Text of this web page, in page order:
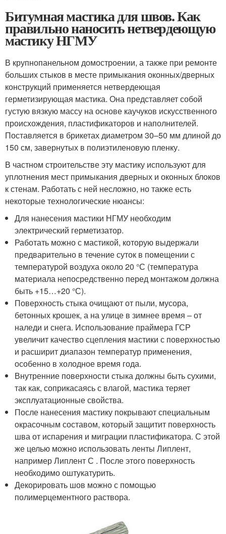
Битумная мастика для швов. Как
правильно наносить нетвердеющую
мастику НГМУ
В крупнопанельном домостроении, а также при ремонте
больших стыков в месте примыкания оконных/дверных
конструкций применяется нетвердеющая
герметизирующая мастика. Она представляет собой
густую вязкую массу на основе каучуков искусственного
происхождения, пластификаторов и наполнителей.
Поставляется в брикетах диаметром 30–50 мм длиной до
150 см, завернутых в полиэтиленовую пленку.
В частном строительстве эту мастику используют для
уплотнения мест примыкания дверных и оконных блоков
к стенам. Работать с ней несложно, но также есть
некоторые технологические нюансы:
Для нанесения мастики НГМУ необходим
электрический герметизатор.
Работать можно с мастикой, которую выдержали
предварительно в течение суток в помещении с
температурой воздуха около 20 °С (температура
материала непосредственно перед монтажом должна
быть +15…+20 °С).
Поверхность стыка очищают от пыли, мусора,
бетонных крошек, а на улице в зимнее время – от
наледи и снега. Использование праймера ГСР
увеличит качество сцепления мастики с поверхностью
и расширит диапазон температур применения,
особенно в холодное время года.
Внутренние поверхности стыка должны быть сухими,
так как, соприкасаясь с влагой, мастика теряет
эксплуатационные свойства.
После нанесения мастику покрывают специальным
окрасочным составом, который защитит поверхность
шва от испарения и миграции пластификатора. С этой
же целью можно использовать ленты Липлент,
например Липлент С . После этого поверхность
необходимо оштукатурить.
Декорировать шов можно с помощью
полимерцементного раствора.